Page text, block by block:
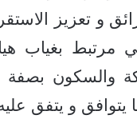
و تعزيز
مرتبط بغياب
والسكون
يتوافق و يتفق